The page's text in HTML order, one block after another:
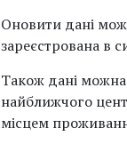
Оновити дані
зареєстрована в
Також дані
найближчого
місцем